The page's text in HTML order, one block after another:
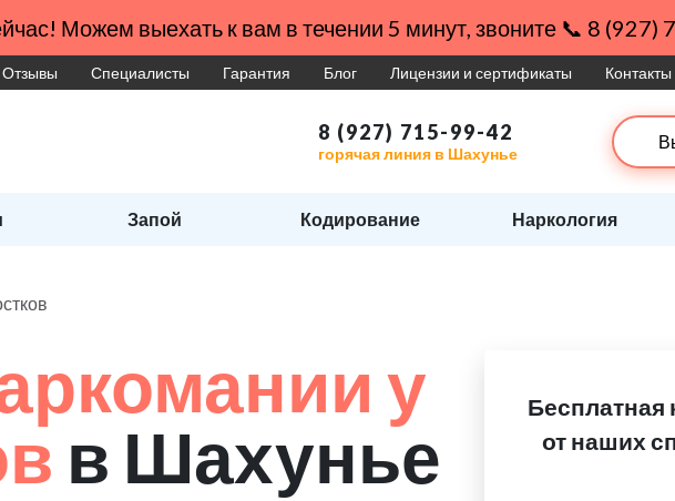
Можем выехать к вам в течении 5 минут, звоните 📞 8 (927)
Отзывы Специалисты Гарантия Блог Лицензии и сертификаты Контакты
8 (927) 715-99-42
горячая линия в Шахунье
Запой Кодирование Наркология
у
в Шахунье
Бесплатная
от наших